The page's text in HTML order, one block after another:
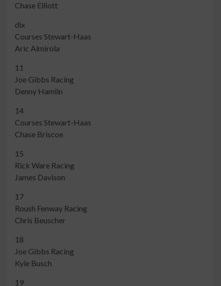
Chase Elliott
dix
Courses Stewart-Haas
Aric Almirola
11
Joe Gibbs Racing
Denny Hamlin
14
Courses Stewart-Haas
Chase Briscoe
15
Rick Ware Racing
James Davison
17
Roush Fenway Racing
Chris Beuscher
18
Joe Gibbs Racing
Kyle Busch
19